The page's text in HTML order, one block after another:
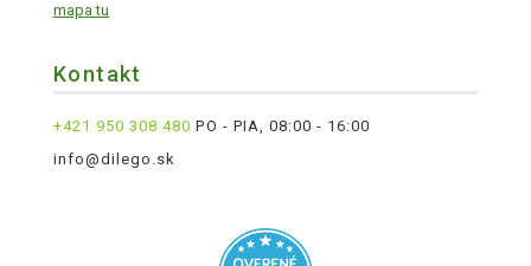
mapa tu
Kontakt
+421 950 308 480 PO - PIA, 08:00 - 16:00
info@dilego.sk